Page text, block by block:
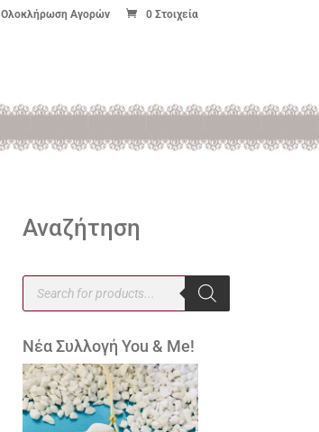
Ολοκλήρωση Αγορών 0 Στοιχεία
Αναζήτηση
Products
search
Νέα Συλλογή You & Me!